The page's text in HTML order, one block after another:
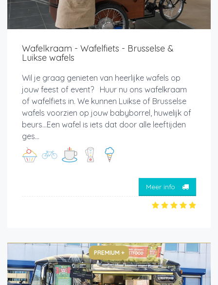
Wafelkraam - Wafelfiets - Brusselse &
Luikse wafels
Wil je graag genieten van heerlijke wafels op
jouw feest of event? Huur nu ons wafelkraam
of wafelfiets in. We kunnen Luikse of Brusselse
wafels voorzien op jouw babyborrel, huwelijk of
beurs...Een wafel is iets dat door alle leeftijden
ges...
Meer info
PREMIUM +